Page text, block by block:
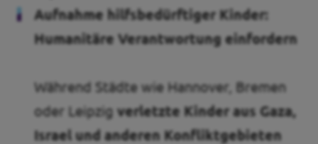
Aufnahme hilfsbedürftiger Kinder:
Humanitäre Verantwortung einfordern
Während Städte wie Hannover, Bremen
oder Leipzig verletzte Kinder aus Gaza,
Israel und anderen Konfliktgebieten